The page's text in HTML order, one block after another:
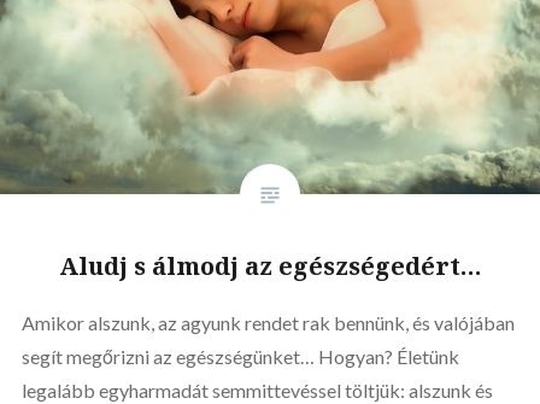
Aludj s álmodj az egészségedért…
Amikor alszunk, az agyunk rendet rak bennünk, és valójában
segít megőrizni az egészségünket… Hogyan? Életünk
legalább egyharmadát semmittevéssel töltjük: alszunk és